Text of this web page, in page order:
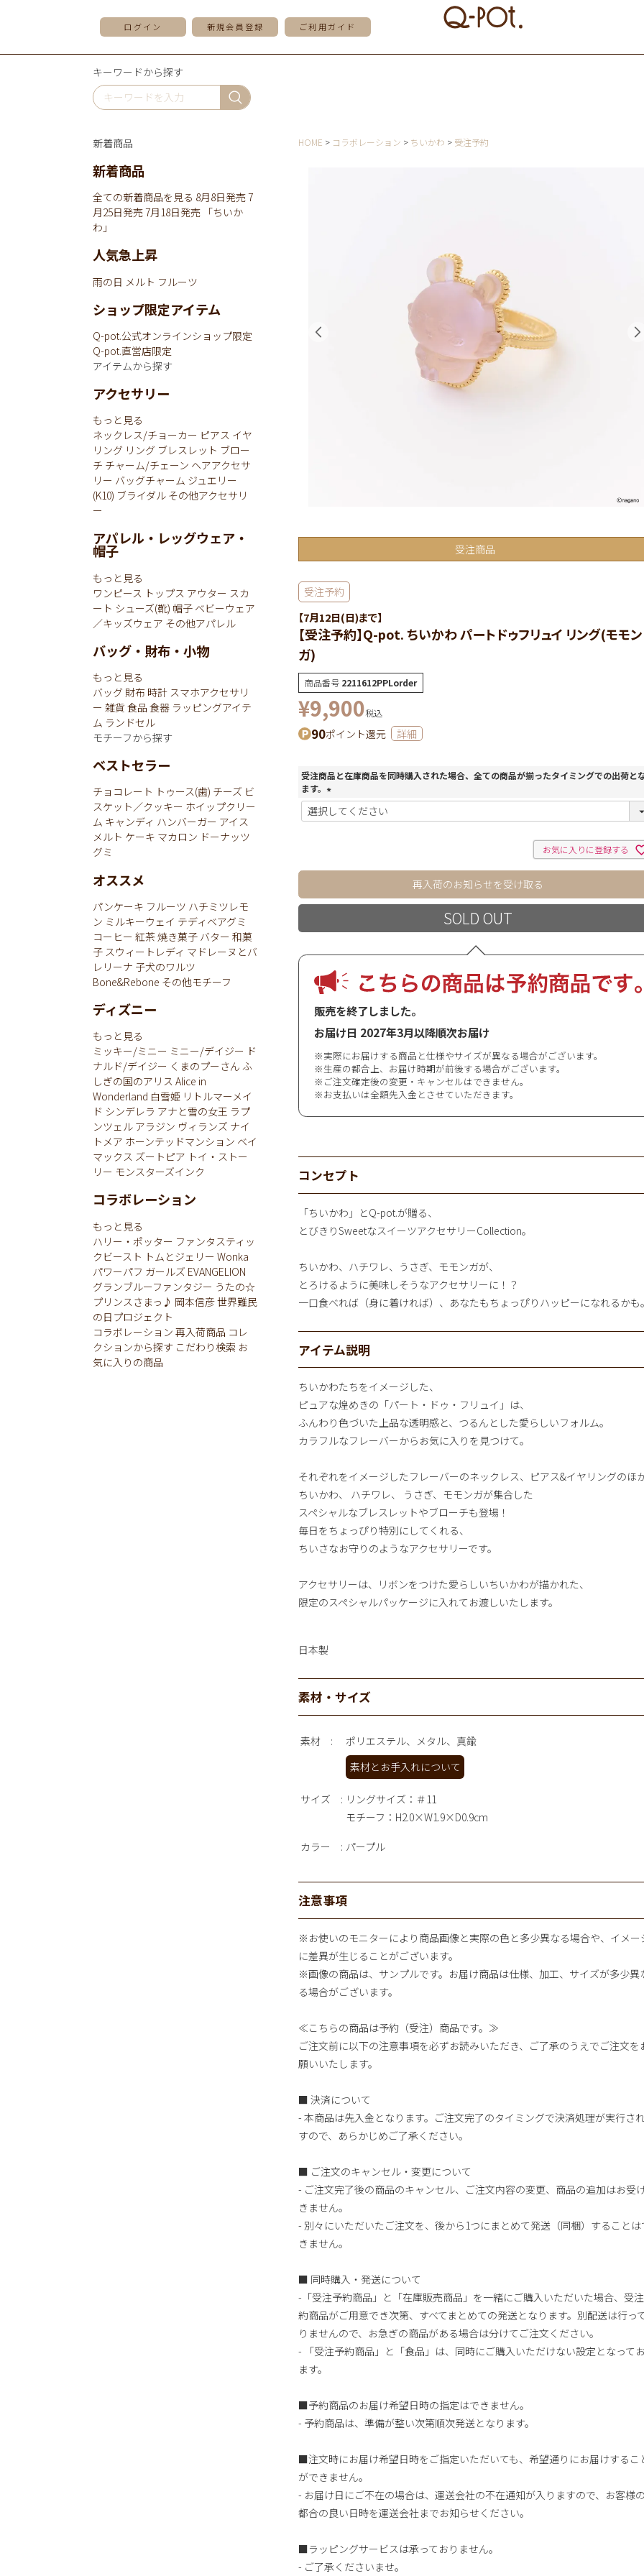
ログイン 新規会員登録 ご利用ガイド
キーワードから探す
HOME コラボレーション ちいかわ 受注予約
受注商品
受注予約
【7月12日(日)まで】
【受注予約】Q-pot. ちいかわ パートドゥフリュイ リング(モモン
ガ)
商品番号 2211612PPLorder
¥9,900税込
90ポイント還元 詳細
受注商品と在庫商品を同時購入された場合、全ての商品が揃ったタイミングでの出荷と
ます。
(
必
お気に入りに登録する
再入荷のお知らせを受け取る
SOLD OUT
販売を終了しました。
お届け日 2027年3月以降順次お届け
※実際にお届けする商品と仕様やサイズが異なる場合がございます。
※生産の都合上、お届け時期が前後する場合がございます。
※ご注文確定後の変更・キャンセルはできません。
※お支払いは全額先入金とさせていただきます。
コンセプト
「ちいかわ」とQ-pot.が贈る、
とびきりSweetなスイーツアクセサリーCollection。
ちいかわ、ハチワレ、うさぎ、モモンガが、
とろけるように美味しそうなアクセサリーに！？
一口食べれば（身に着ければ）、あなたもちょっぴりハッピーになれるかも
アイテム説明
ちいかわたちをイメージした、
ピュアな煌めきの「パート・ドゥ・フリュイ」は、
ふんわり色づいた上品な透明感と、つるんとした愛らしいフォルム。
カラフルなフレーバーからお気に入りを見つけて。
それぞれをイメージしたフレーバーのネックレス、ピアス&イヤリングのほ
ちいかわ、 ハチワレ、 うさぎ、モモンガが集合した
スペシャルなブレスレットやブローチも登場！
毎日をちょっぴり特別にしてくれる、
ちいさなお守りのようなアクセサリーです。
アクセサリーは、リボンをつけた愛らしいちいかわが描かれた、
限定のスペシャルパッケージに入れてお渡しいたします。
日本製
素材・サイズ
素材
ポリエステル、メタル、真鍮
素材とお手入れについて
サイズ
リングサイズ：＃11
モチーフ：H2.0×W1.9×D0.9cm
カラー パープル
注意事項
※お使いのモニターにより商品画像と実際の色と多少異なる場合や、イメー
に差異が生じることがございます。
※画像の商品は、サンプルです。お届け商品は仕様、加工、サイズが多少異
る場合がございます。
≪こちらの商品は予約（受注）商品です。≫
ご注文前に以下の注意事項を必ずお読みいただき、ご了承のうえでご注文を
願いいたします。
■ 決済について
- 本商品は先入金となります。ご注文完了のタイミングで決済処理が実行さ
すので、あらかじめご了承ください。
■ ご注文のキャンセル・変更について
- ご注文完了後の商品のキャンセル、ご注文内容の変更、商品の追加はお受
きません。
- 別々にいただいたご注文を、後から1つにまとめて発送（同梱）することは
きません。
■ 同時購入・発送について
-「受注予約商品」と「在庫販売商品」を一緒にご購入いただいた場合、受
約商品がご用意でき次第、すべてまとめての発送となります。別配送は行っ
りませんので、お急ぎの商品がある場合は分けてご注文ください。
- 「受注予約商品」と「食品」は、同時にご購入いただけない設定となって
ます。
■予約商品のお届け希望日時の指定はできません。
- 予約商品は、準備が整い次第順次発送となります。
■注文時にお届け希望日時をご指定いただいても、希望通りにお届けするこ
ができません。
- お届け日にご不在の場合は、運送会社の不在通知が入りますので、お客様
都合の良い日時を運送会社までお知らせください。
■ラッピングサービスは承っておりません。
- ご了承くださいませ。
新着商品
新着商品
全ての新着商品を見る 8月8日発売7
月25日発売7月18日発売 「ちいか
わ」
人気急上昇
雨の日 メルト フルーツ
ショップ限定アイテム
Q-pot.公式オンラインショップ限定
Q-pot.直営店限定
アイテムから探す
アクセサリー
もっと見る
ネックレス/チョーカー ピアス イヤ
リング リング ブレスレット ブロー
チ チャーム/チェーン ヘアアクセサ
リー バッグチャーム ジュエリー
(K10) ブライダル その他アクセサリ
ー
アパレル・レッグウェア・
帽子
もっと見る
ワンピース トップス アウター スカ
ート シューズ(靴) 帽子 ベビーウェア
／キッズウェア その他アパレル
バッグ・財布・小物
もっと見る
バッグ 財布 時計 スマホアクセサリ
ー 雑貨 食品 食器 ラッピングアイテ
ム ランドセル
モチーフから探す
ベストセラー
チョコレート トゥース(歯) チーズ ビ
スケット／クッキー ホイップクリー
ム キャンディ ハンバーガー アイス
メルト ケーキ マカロン ドーナッツ
グミ
オススメ
パンケーキ フルーツ ハチミツレモ
ン ミルキーウェイ テディベアグミ
コーヒー 紅茶焼き菓子 バター 和菓
子 スウィートレディ マドレーヌとバ
レリーナ 子犬のワルツ
Bone&Rebone その他モチーフ
ディズニー
もっと見る
ミッキー/ミニー ミニー/デイジー ド
ナルド/デイジー くまのプーさん ふ
しぎの国のアリス Alice in
Wonderland 白雪姫 リトルマーメイ
ド シンデレラ アナと雪の女王 ラプ
ンツェル アラジン ヴィランズ ナイ
トメア ホーンテッドマンション ベイ
マックス ズートピア トイ・ストー
リー モンスターズインク
コラボレーション
もっと見る
ハリー・ポッター ファンタスティッ
クビースト トムとジェリー Wonka
パワーパフ ガールズ EVANGELION
グランブルーファンタジー うたの☆
プリンスさまっ♪ 岡本信彦世界難民
の日プロジェクト
コラボレーション 再入荷商品 コレ
クションから探す こだわり検索 お
気に入りの商品